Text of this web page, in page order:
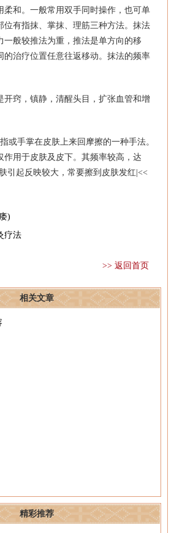
柔和。一般常用双手同时操作，也可单
位有指抹、掌抹、理筋三种方法。抹法
一般较推法为重，推法是单方向的移
的治疗位置任意往返移动。抹法的频率
开窍，镇静，清醒头目，扩张血管和增
或手掌在皮肤上来回摩擦的一种手法。
作用于皮肤及皮下。其频率较高，达
引起反映较大，常要擦到皮肤发红|<<
)
疗法
>> 返回首页
相关文章
精彩推荐